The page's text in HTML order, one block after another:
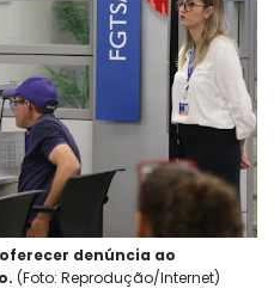
denúncia ao
(Foto: Reprodução/Internet)